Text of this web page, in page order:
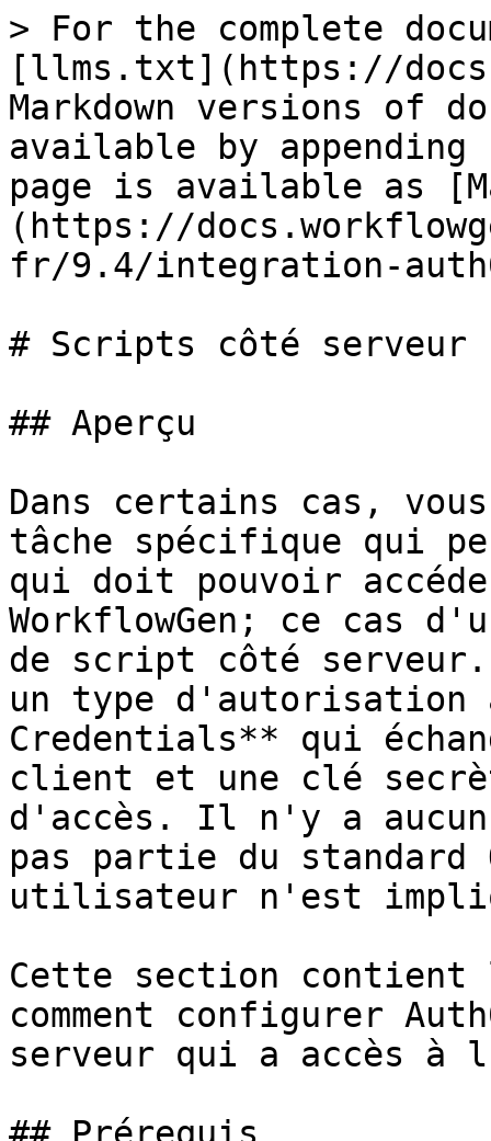
> For the complete
[llms.txt](https://
Markdown versions of
available by
page is available as
(https://
fr/9.4/integration-
# Scripts côté serveur
## Aperçu
Dans certains cas,
tâche spécifique qui
qui doit pouvoir
WorkflowGen; ce cas
de script côté
un type d'autorisation
Credentials** qui
client et une clé
d'accès. Il n'y a
pas partie du standard
utilisateur n'est
Cette section
comment configurer
serveur qui a accès à